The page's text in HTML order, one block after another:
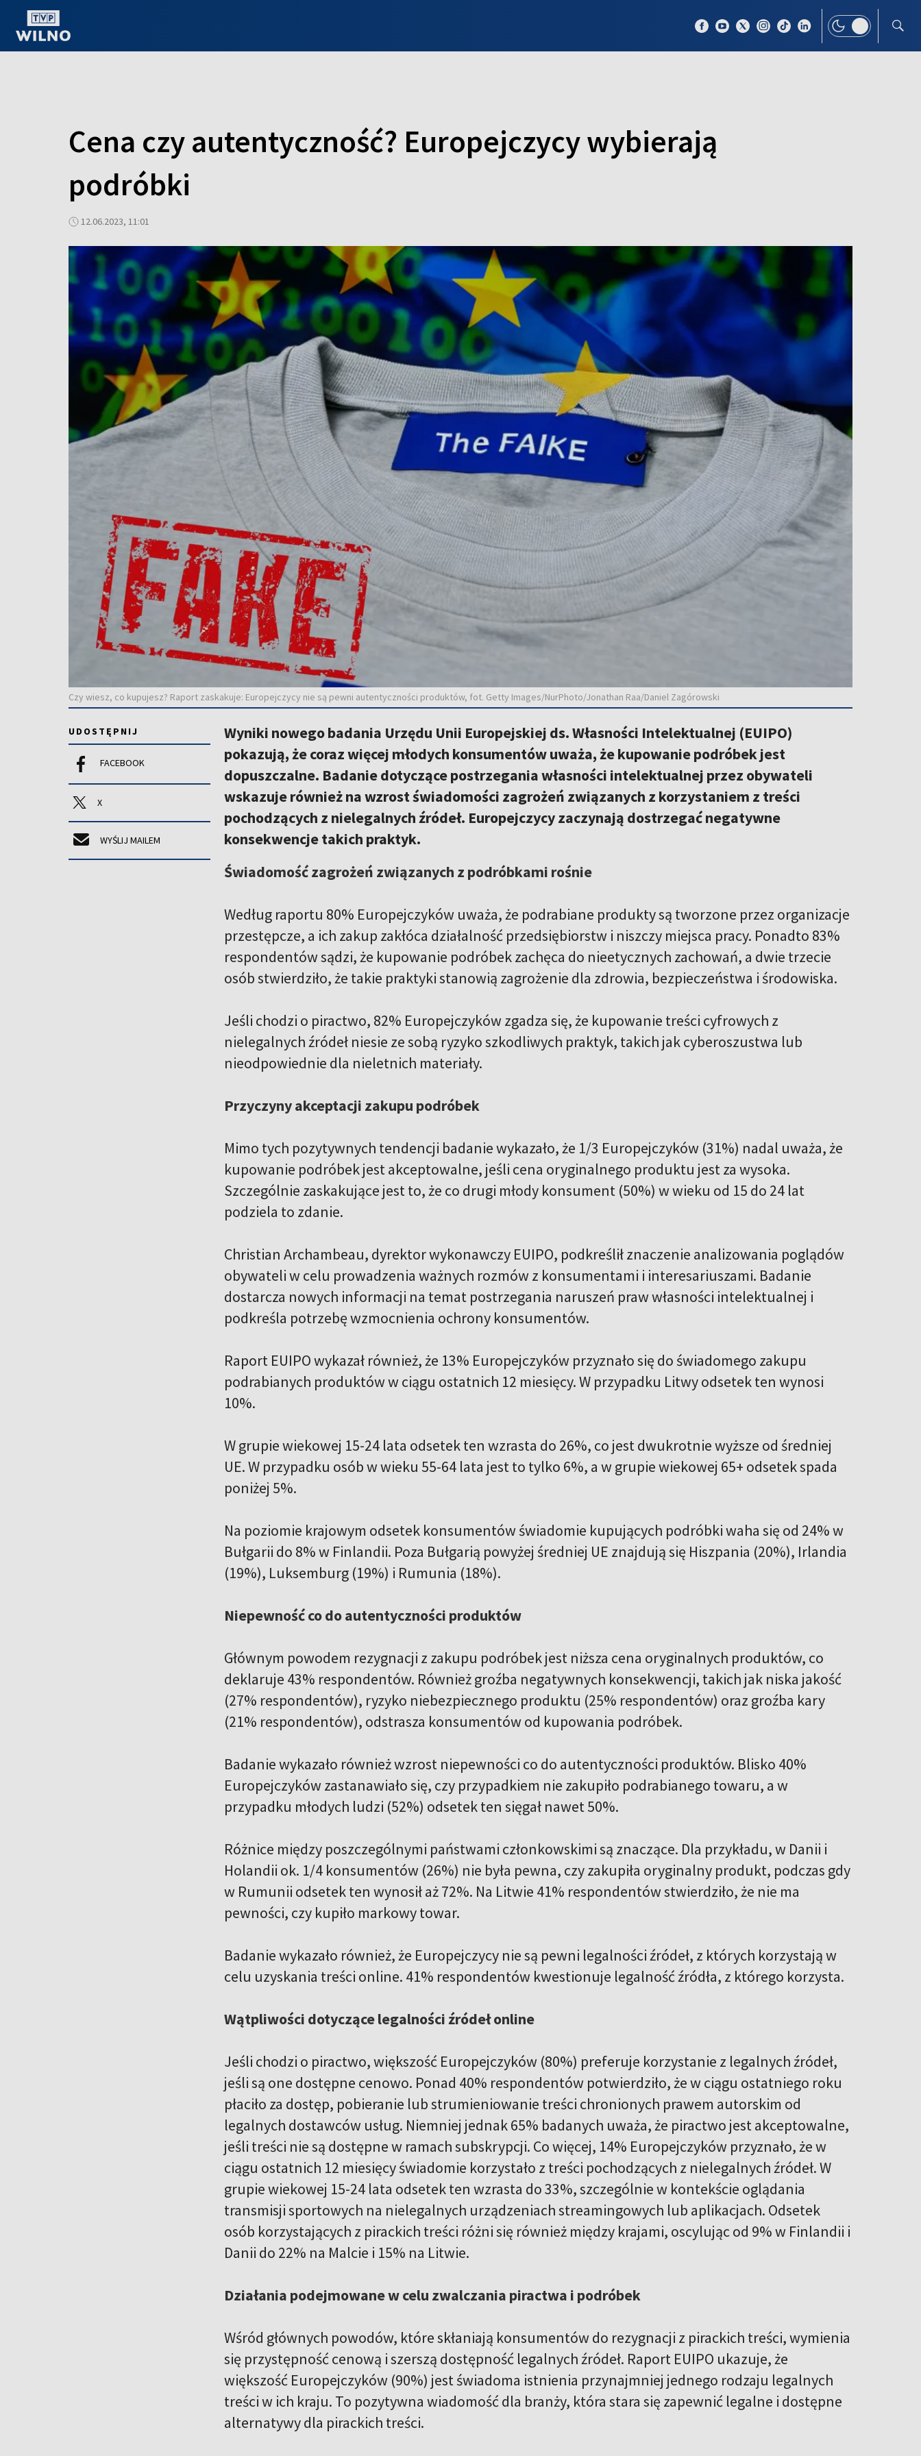
Cena czy autentyczność? Europejczycy wybierają
podróbki
12.06.2023, 11:01
Czy wiesz, co kupujesz? Raport zaskakuje: Europejczycy nie są pewni autentyczności produktów, fot. Getty Images/NurPhoto/Jonathan Raa/Daniel Zagórowski
UDOSTĘPNIJ
FACEBOOK
X
WYŚLIJ MAILEM
Wyniki nowego badania Urzędu Unii Europejskiej ds. Własności Intelektualnej (EUIPO)
pokazują, że coraz więcej młodych konsumentów uważa, że kupowanie podróbek jest
dopuszczalne. Badanie dotyczące postrzegania własności intelektualnej przez obywateli
wskazuje również na wzrost świadomości zagrożeń związanych z korzystaniem z treści
pochodzących z nielegalnych źródeł. Europejczycy zaczynają dostrzegać negatywne
konsekwencje takich praktyk.
Świadomość zagrożeń związanych z podróbkami rośnie
Według raportu 80% Europejczyków uważa, że podrabiane produkty są tworzone przez organizacje
przestępcze, a ich zakup zakłóca działalność przedsiębiorstw i niszczy miejsca pracy. Ponadto 83%
respondentów sądzi, że kupowanie podróbek zachęca do nieetycznych zachowań, a dwie trzecie
osób stwierdziło, że takie praktyki stanowią zagrożenie dla zdrowia, bezpieczeństwa i środowiska.
Jeśli chodzi o piractwo, 82% Europejczyków zgadza się, że kupowanie treści cyfrowych z
nielegalnych źródeł niesie ze sobą ryzyko szkodliwych praktyk, takich jak cyberoszustwa lub
nieodpowiednie dla nieletnich materiały.
Przyczyny akceptacji zakupu podróbek
Mimo tych pozytywnych tendencji badanie wykazało, że 1/3 Europejczyków (31%) nadal uważa, że
kupowanie podróbek jest akceptowalne, jeśli cena oryginalnego produktu jest za wysoka.
Szczególnie zaskakujące jest to, że co drugi młody konsument (50%) w wieku od 15 do 24 lat
podziela to zdanie.
Christian Archambeau, dyrektor wykonawczy EUIPO, podkreślił znaczenie analizowania poglądów
obywateli w celu prowadzenia ważnych rozmów z konsumentami i interesariuszami. Badanie
dostarcza nowych informacji na temat postrzegania naruszeń praw własności intelektualnej i
podkreśla potrzebę wzmocnienia ochrony konsumentów.
Raport EUIPO wykazał również, że 13% Europejczyków przyznało się do świadomego zakupu
podrabianych produktów w ciągu ostatnich 12 miesięcy. W przypadku Litwy odsetek ten wynosi
10%.
W grupie wiekowej 15-24 lata odsetek ten wzrasta do 26%, co jest dwukrotnie wyższe od średniej
UE. W przypadku osób w wieku 55-64 lata jest to tylko 6%, a w grupie wiekowej 65+ odsetek spada
poniżej 5%.
Na poziomie krajowym odsetek konsumentów świadomie kupujących podróbki waha się od 24% w
Bułgarii do 8% w Finlandii. Poza Bułgarią powyżej średniej UE znajdują się Hiszpania (20%), Irlandia
(19%), Luksemburg (19%) i Rumunia (18%).
Niepewność co do autentyczności produktów
Głównym powodem rezygnacji z zakupu podróbek jest niższa cena oryginalnych produktów, co
deklaruje 43% respondentów. Również groźba negatywnych konsekwencji, takich jak niska jakość
(27% respondentów), ryzyko niebezpiecznego produktu (25% respondentów) oraz groźba kary
(21% respondentów), odstrasza konsumentów od kupowania podróbek.
Badanie wykazało również wzrost niepewności co do autentyczności produktów. Blisko 40%
Europejczyków zastanawiało się, czy przypadkiem nie zakupiło podrabianego towaru, a w
przypadku młodych ludzi (52%) odsetek ten sięgał nawet 50%.
Różnice między poszczególnymi państwami członkowskimi są znaczące. Dla przykładu, w Danii i
Holandii ok. 1/4 konsumentów (26%) nie była pewna, czy zakupiła oryginalny produkt, podczas gdy
w Rumunii odsetek ten wynosił aż 72%. Na Litwie 41% respondentów stwierdziło, że nie ma
pewności, czy kupiło markowy towar.
Badanie wykazało również, że Europejczycy nie są pewni legalności źródeł, z których korzystają w
celu uzyskania treści online. 41% respondentów kwestionuje legalność źródła, z którego korzysta.
Wątpliwości dotyczące legalności źródeł online
Jeśli chodzi o piractwo, większość Europejczyków (80%) preferuje korzystanie z legalnych źródeł,
jeśli są one dostępne cenowo. Ponad 40% respondentów potwierdziło, że w ciągu ostatniego roku
płaciło za dostęp, pobieranie lub strumieniowanie treści chronionych prawem autorskim od
legalnych dostawców usług. Niemniej jednak 65% badanych uważa, że piractwo jest akceptowalne,
jeśli treści nie są dostępne w ramach subskrypcji. Co więcej, 14% Europejczyków przyznało, że w
ciągu ostatnich 12 miesięcy świadomie korzystało z treści pochodzących z nielegalnych źródeł. W
grupie wiekowej 15-24 lata odsetek ten wzrasta do 33%, szczególnie w kontekście oglądania
transmisji sportowych na nielegalnych urządzeniach streamingowych lub aplikacjach. Odsetek
osób korzystających z pirackich treści różni się również między krajami, oscylując od 9% w Finlandii i
Danii do 22% na Malcie i 15% na Litwie.
Działania podejmowane w celu zwalczania piractwa i podróbek
Wśród głównych powodów, które skłaniają konsumentów do rezygnacji z pirackich treści, wymienia
się przystępność cenową i szerszą dostępność legalnych źródeł. Raport EUIPO ukazuje, że
większość Europejczyków (90%) jest świadoma istnienia przynajmniej jednego rodzaju legalnych
treści w ich kraju. To pozytywna wiadomość dla branży, która stara się zapewnić legalne i dostępne
alternatywy dla pirackich treści.